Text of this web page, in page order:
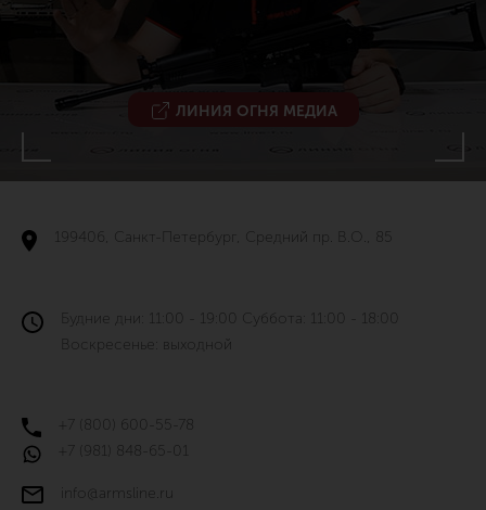
ЛИНИЯ ОГНЯ МЕДИА
199406, Санкт-Петербург, Средний пр. В.О., 85
Будние дни: 11:00 - 19:00 Суббота: 11:00 - 18:00
Воскресенье: выходной
+7 (800) 600-55-78
+7 (981) 848-65-01
info@armsline.ru